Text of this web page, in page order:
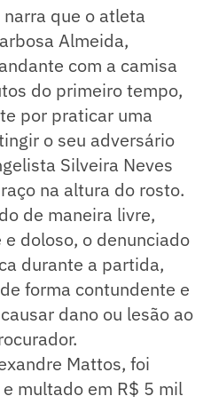
que o atleta
Almeida,
com a camisa
do primeiro tempo,
por praticar uma
o seu adversário
Silveira Neves
na altura do rosto.
de maneira livre,
doloso, o denunciado
durante a partida,
forma contundente e
dano ou lesão ao
Mattos, foi
multado em R$ 5 mil